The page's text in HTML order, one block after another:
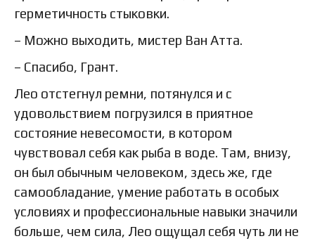
герметичность стыковки.
– Можно выходить, мистер Ван Атта.
– Спасибо, Грант.
Лео отстегнул ремни, потянулся и с
удовольствием погрузился в приятное
состояние невесомости, в котором
чувствовал себя как рыба в воде. Там, внизу,
он был обычным человеком, здесь же, где
самообладание, умение работать в особых
условиях и профессиональные навыки значили
больше, чем сила, Лео ощущал себя чуть ли не